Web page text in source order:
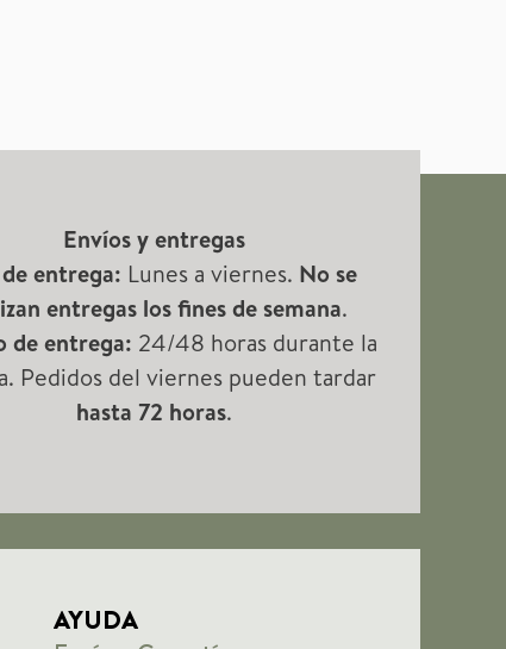
Envíos y entregas
entrega: Lunes a viernes. No se
entregas los fines de semana.
de entrega: 24/48 horas durante la
Pedidos del viernes pueden tardar
hasta 72 horas.
AYUDA